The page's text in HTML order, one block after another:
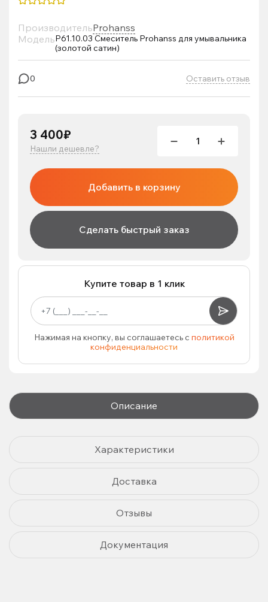
ПроизводительProhanss
МодельP61.10.03 Смеситель Prohanss для умывальника
(золотой сатин)
0 Оставить отзыв
3 400₽
Нашли дешевле?
Добавить в корзину
Сделать быстрый заказ
Купите товар в 1 клик
Нажимая на кнопку, вы соглашаетесь с политикой
конфиденциальности
Описание
Характеристики
Доставка
Отзывы
Документация